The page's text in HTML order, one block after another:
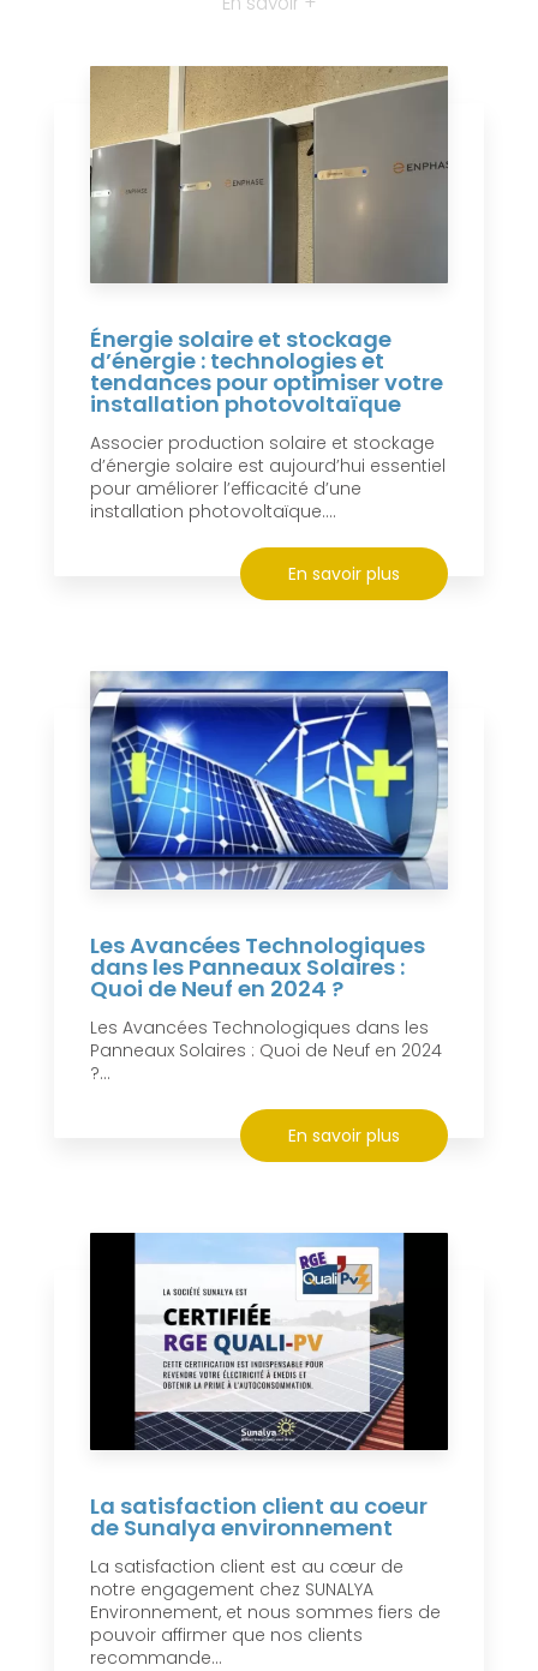
Énergie solaire et stockage
d’énergie : technologies et
tendances pour optimiser votre
installation photovoltaïque
Associer production solaire et stockage
d’énergie solaire est aujourd’hui essentiel
pour améliorer l’efficacité d’une
installation photovoltaïque....
En savoir plus
Les Avancées Technologiques
dans les Panneaux Solaires :
Quoi de Neuf en 2024 ?
Les Avancées Technologiques dans les
Panneaux Solaires : Quoi de Neuf en 2024
?...
En savoir plus
La satisfaction client au coeur
de Sunalya environnement
La satisfaction client est au cœur de
notre engagement chez SUNALYA
Environnement, et nous sommes fiers de
pouvoir affirmer que nos clients
recommande...